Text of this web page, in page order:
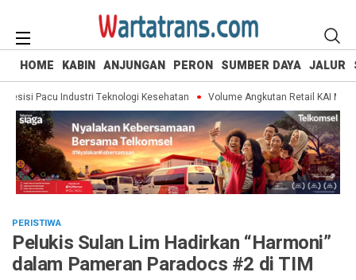
HOME KABIN ANJUNGAN PERON SUMBER DAYA JALUR
Pacu Industri Teknologi Kesehatan Volume Angkutan Retail KAI
PERISTIWA
Pelukis Sulan Lim Hadirkan “Harmoni”
dalam Pameran Paradocs #2 di TIM